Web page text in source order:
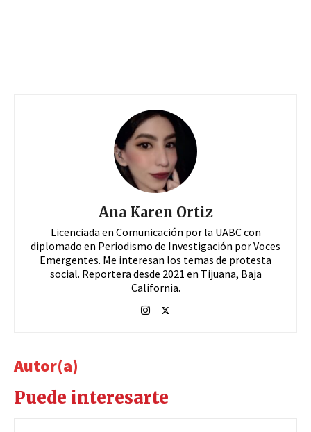
Ana Karen Ortiz
Licenciada en Comunicación por la UABC con
diplomado en Periodismo de Investigación por Voces
Emergentes. Me interesan los temas de protesta
social. Reportera desde 2021 en Tijuana, Baja
California.
Autor(a)
Puede interesarte